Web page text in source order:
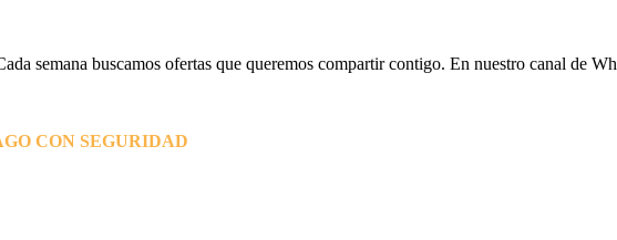
semana buscamos ofertas que queremos compartir contigo. En nuestro canal de
CON SEGURIDAD